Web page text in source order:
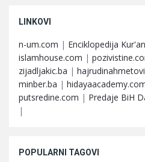
LINKOVI
n-um.com | Enciklopedija
islamhouse.com |
zijadljakic.ba |
minber.ba |
putsredine.com | Predaje BiH
|
POPULARNI TAGOVI